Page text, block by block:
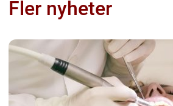
Fler nyheter